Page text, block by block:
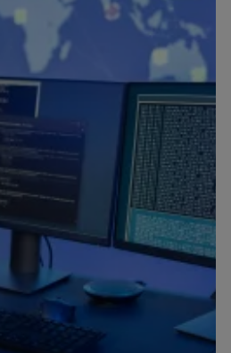
a la conexión que utilizas
móvil).
a la conexión de internet, por
que conecte su dispositivo y
recibirá el mismo
de banda ancha
(p. ej., Wi-Fi),
se realizará en función de las
de los miembros del hogar
, el marketing será más
se basará únicamente en la
del móvil.
Utiq seleccionando
inferior de esta página web o
de Utiq
más información, consulta
de Utiq.